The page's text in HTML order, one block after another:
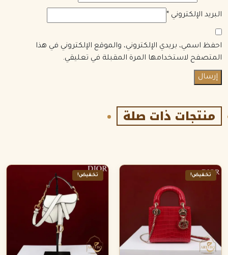
البريد الإلكتروني *
احفظ اسمي، بريدي الإلكتروني، والموقع الإلكتروني في هذا
المتصفح لاستخدامها المرة المقبلة في تعليقي.
منتجات ذات صلة
تخفيض! تخفيض!